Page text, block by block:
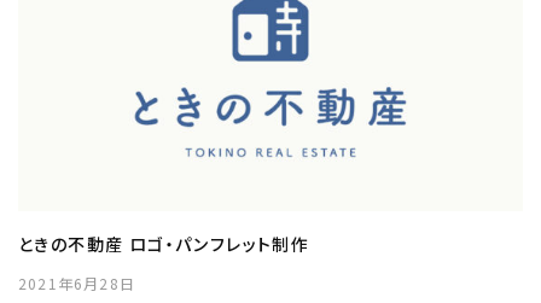
ときの不動産 ロゴ・パンフレット制作
2021年6月28日